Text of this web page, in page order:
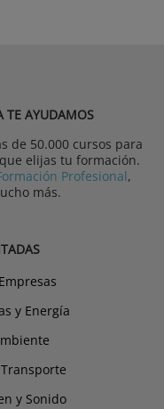
TE AYUDAMOS
de 50.000 cursos para
elijas tu formación.
Profesional,
más.
y Energía
y Sonido